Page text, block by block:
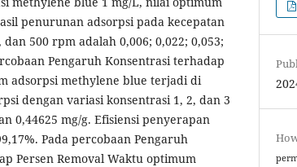
penurunan adsorpsi pada kecepatan
500 rpm adalah 0,006; 0,022; 0,053;
Pengaruh Konsentrasi terhadap
adsorpsi methylene blue terjadi di
dengan variasi konsentrasi 1, 2, dan 3
0,44625 mg/g. Efisiensi penyerapan
Pada percobaan Pengaruh
Persen Removal Waktu optimum